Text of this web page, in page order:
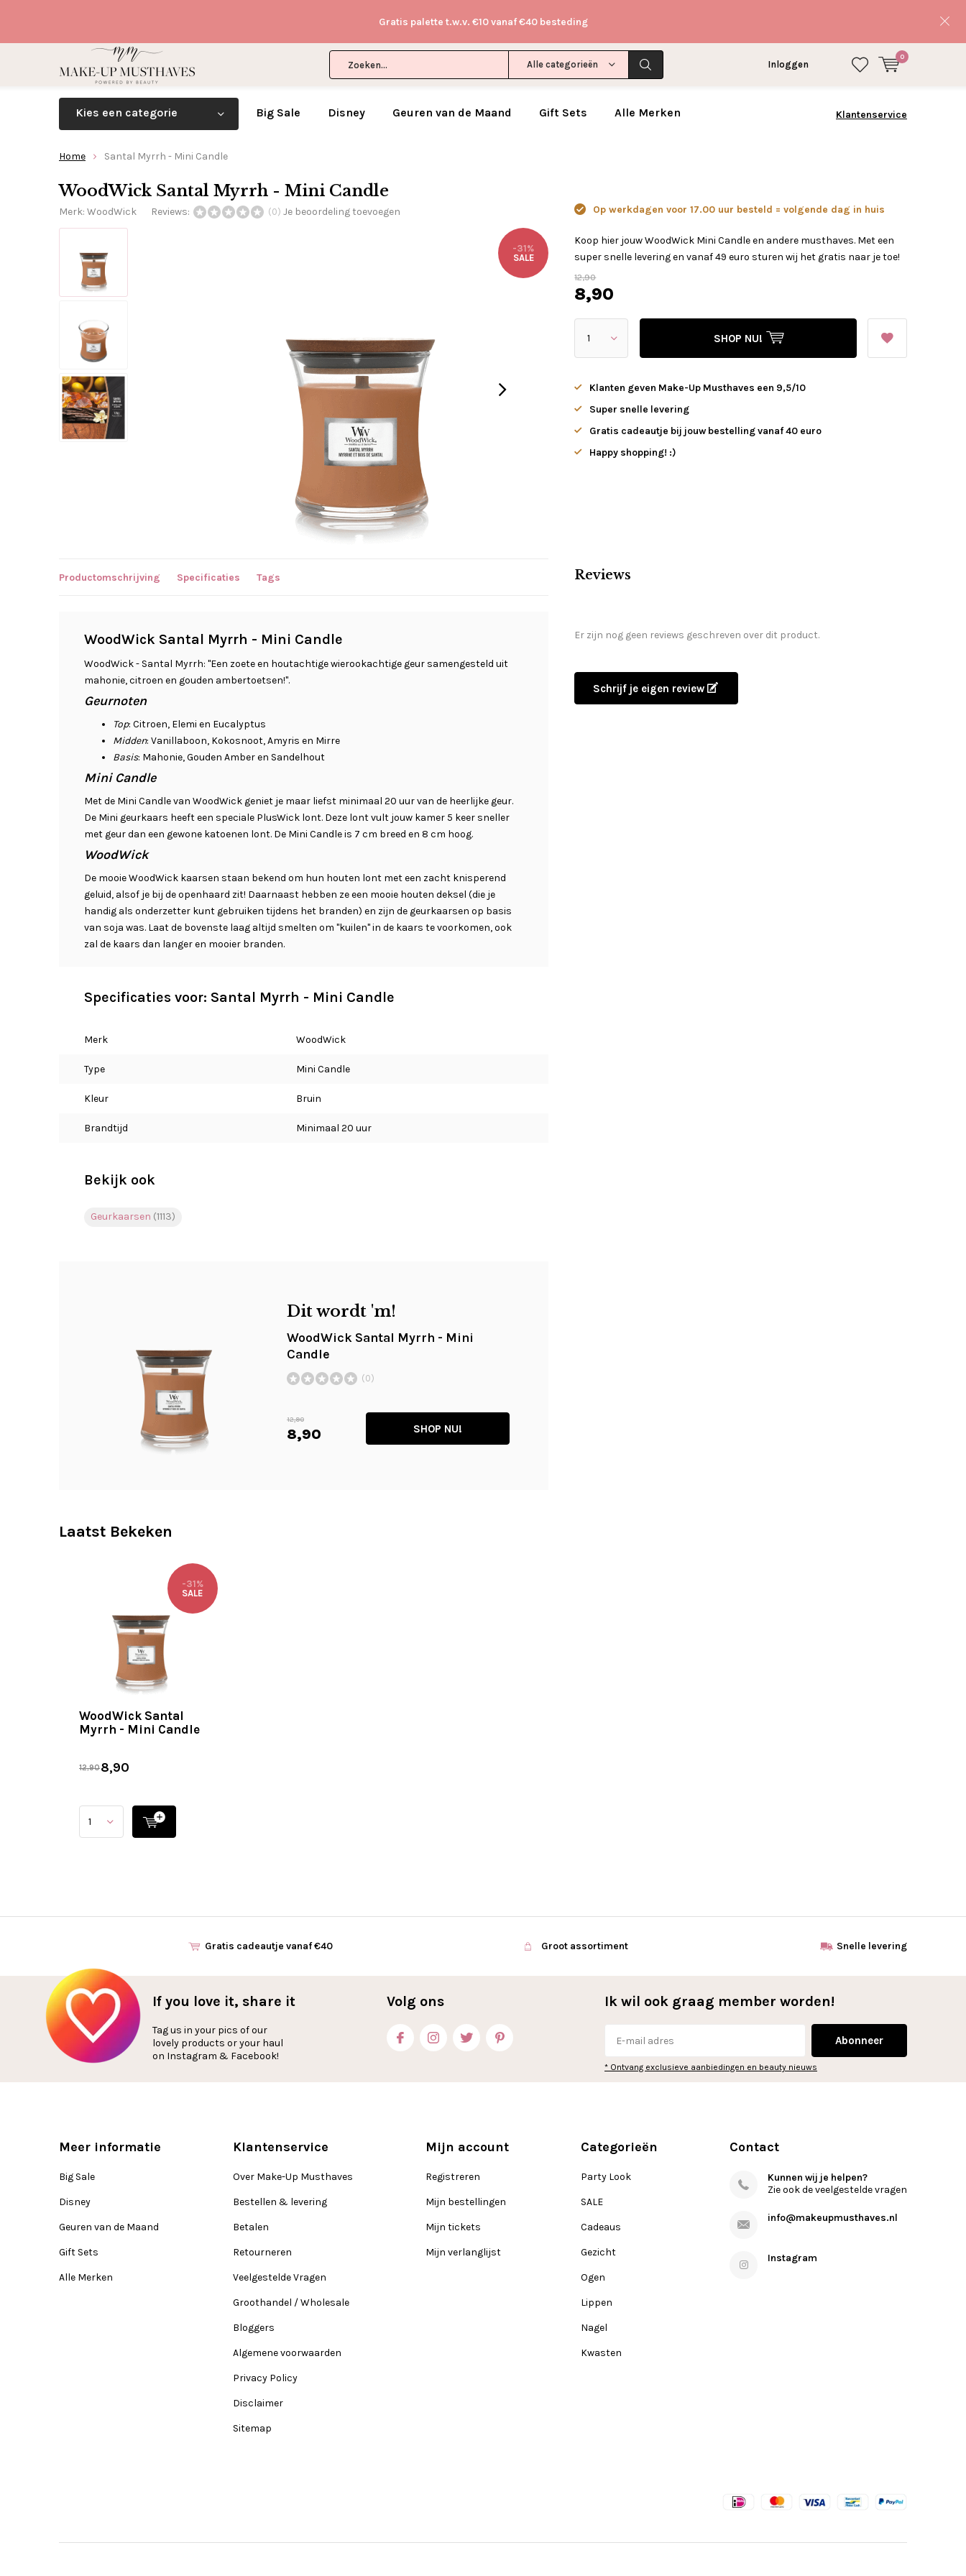
Alle categorieën Inloggen
0
Gratis palette t.w.v. €10 vanaf €40 besteding
Kies een categorie Big Sale Disney Geuren van de Maand Gift Sets Alle Merken Klantenservice
Home Santal Myrrh - Mini Candle
WoodWick Santal Myrrh - Mini Candle
Merk: WoodWick Reviews: (0) Je beoordeling toevoegen
-31%
SALE
Op werkdagen voor 17.00 uur besteld = volgende dag in huis
Koop hier jouw WoodWick Mini Candle en andere musthaves. Met een
super snelle levering en vanaf 49 euro sturen wij het gratis naar je toe!
12,90
8,90
SHOP NU!
Klanten geven Make-Up Musthaves een 9,5/10
Super snelle levering
Gratis cadeautje bij jouw bestelling vanaf 40 euro
Happy shopping! :)
Productomschrijving Specificaties Tags
WoodWick Santal Myrrh - Mini Candle
WoodWick - Santal Myrrh: "Een zoete en houtachtige wierookachtige geur samengesteld uit
mahonie, citroen en gouden ambertoetsen!".
Geurnoten
Top: Citroen, Elemi en Eucalyptus
Midden: Vanillaboon, Kokosnoot, Amyris en Mirre
Basis: Mahonie, Gouden Amber en Sandelhout
Mini Candle
Met de Mini Candle van WoodWick geniet je maar liefst minimaal 20 uur van de heerlijke geur.
De Mini geurkaars heeft een speciale PlusWick lont. Deze lont vult jouw kamer 5 keer sneller
met geur dan een gewone katoenen lont. De Mini Candle is 7 cm breed en 8 cm hoog.
WoodWick
De mooie WoodWick kaarsen staan bekend om hun houten lont met een zacht knisperend
geluid, alsof je bij de openhaard zit! Daarnaast hebben ze een mooie houten deksel (die je
handig als onderzetter kunt gebruiken tijdens het branden) en zijn de geurkaarsen op basis
van soja was. Laat de bovenste laag altijd smelten om "kuilen" in de kaars te voorkomen, ook
zal de kaars dan langer en mooier branden.
Specificaties voor: Santal Myrrh - Mini Candle
Merk WoodWick
Type Mini Candle
Kleur Bruin
Brandtijd Minimaal 20 uur
Bekijk ook
Geurkaarsen (1113)
Dit wordt 'm!
WoodWick Santal Myrrh - Mini
Candle
(0)
12,90
8,90 SHOP NU!
Reviews
Er zijn nog geen reviews geschreven over dit product.
Schrijf je eigen review
Laatst Bekeken
WoodWick Santal
Myrrh - Mini Candle
-31%
SALE
12,908,90
Gratis cadeautje vanaf €40 Groot assortiment Snelle levering
If you love it, share it
Tag us in your pics of our
lovely products or your haul
on Instagram & Facebook!
Volg ons Ik wil ook graag member worden!
Abonneer
* Ontvang exclusieve aanbiedingen en beauty nieuws
Meer informatie
Big Sale
Disney
Geuren van de Maand
Gift Sets
Alle Merken
Klantenservice
Over Make-Up Musthaves
Bestellen & levering
Betalen
Retourneren
Veelgestelde Vragen
Groothandel / Wholesale
Bloggers
Algemene voorwaarden
Privacy Policy
Disclaimer
Sitemap
Mijn account
Registreren
Mijn bestellingen
Mijn tickets
Mijn verlanglijst
Categorieën
Party Look
SALE
Cadeaus
Gezicht
Ogen
Lippen
Nagel
Kwasten
Contact
Kunnen wij je helpen?
Zie ook de veelgestelde vragen
info@makeupmusthaves.nl
Instagram